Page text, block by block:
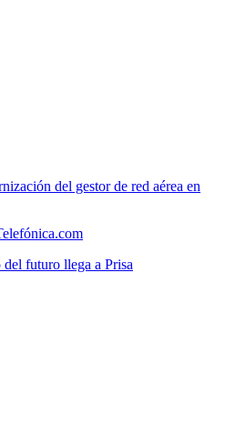
del gestor de red aérea en
futuro llega a Prisa